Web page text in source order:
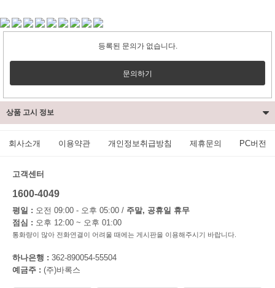
등록된 문의가 없습니다.
문의하기
상품 고시 정보
회사소개 이용약관 개인정보취급방침 제휴문의 PC버전
고객센터
1600-4049
평일 : 오전 09:00 - 오후 05:00 / 주말, 공휴일 휴무
점심 : 오후 12:00 ~ 오후 01:00
통화량이 많아 전화연결이 어려울 때에는 게시판을 이용해주시기 바랍니다.
하나은행 : 362-890054-55504
예금주 : (주)바록스